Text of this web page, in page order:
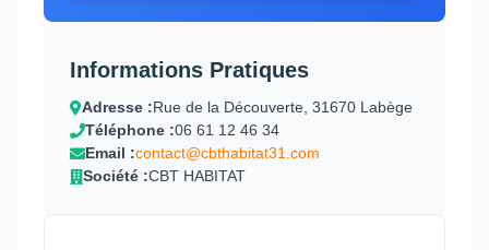
Informations Pratiques
Adresse :Rue de la Découverte, 31670 Labège
Téléphone :06 61 12 46 34
Email :contact@cbthabitat31.com
Société :CBT HABITAT